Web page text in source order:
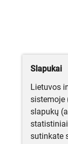
Slapukai
Lietuvos
sistemoje
slapukų
sutinkate